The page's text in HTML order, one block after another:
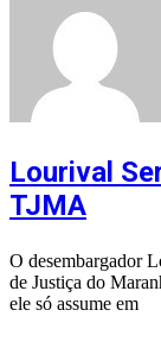
Lourival
TJMA
O desembargador
de Justiça do
ele só assume em